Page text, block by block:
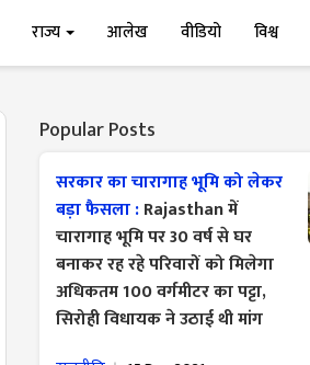
राज्य आलेख वीडियो विश्व
Popular Posts
सरकार का चारागाह भूमि को लेकर
बड़ा फैसला :Rajasthan में
चारागाह भूमि पर 30 वर्ष से घर
बनाकर रह रहे परिवारों को मिलेगा
अधिकतम 100 वर्गमीटर का पट्टा,
सिरोही विधायक ने उठाई थी मांग